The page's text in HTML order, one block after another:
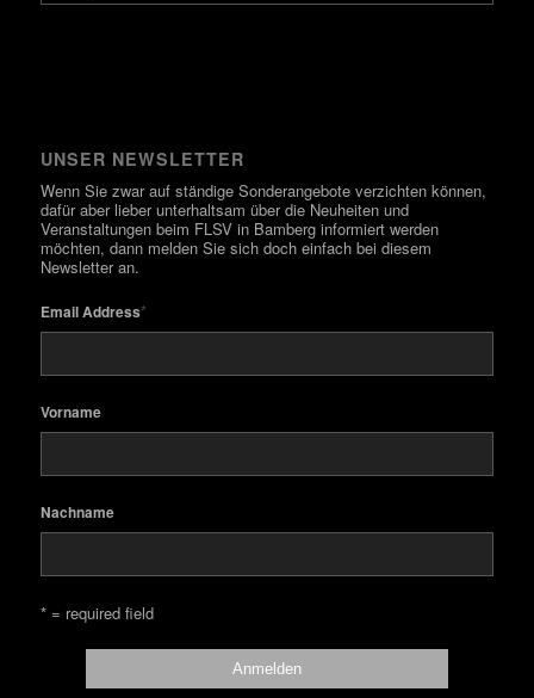
UNSER NEWSLETTER
Wenn Sie zwar auf ständige Sonderangebote verzichten können,
dafür aber lieber unterhaltsam über die Neuheiten und
Veranstaltungen beim FLSV in Bamberg informiert werden
möchten, dann melden Sie sich doch einfach bei diesem
Newsletter an.
Email Address*
Vorname
Nachname
* = required field